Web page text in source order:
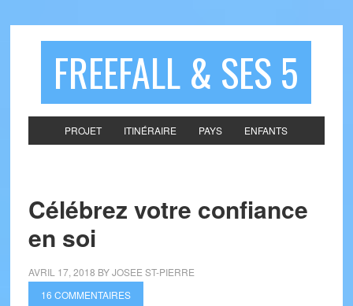
FREEFALL & SES 5
PROJET ITINÉRAIRE PAYS ENFANTS
Célébrez votre confiance
en soi
AVRIL 17, 2018 BYJOSEE ST-PIERRE
16 COMMENTAIRES